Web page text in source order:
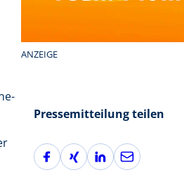
ANZEIGE
Pressemitteilung teilen
F
a
X
i
L
i
E
-